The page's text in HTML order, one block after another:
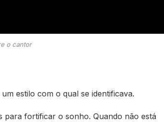
o cantor
estilo com o qual se identificava.
para fortificar o sonho. Quando não está